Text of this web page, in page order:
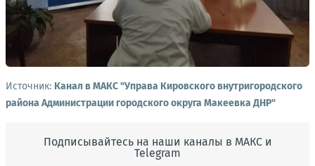
Источник: Канал в МАКС "Управа Кировского внутригородского
района Администрации городского округа Макеевка ДНР"
Подписывайтесь на наши каналы в МАКС и
Telegram